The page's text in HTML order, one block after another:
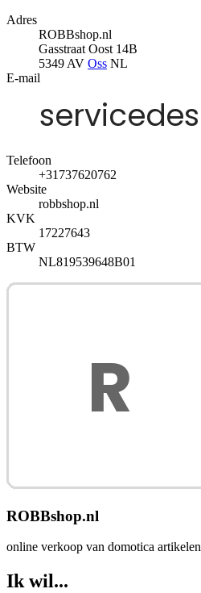
Adres
ROBBshop.nl
Gasstraat Oost 14B
5349 AV Oss NL
E-mail
Telefoon
+31737620762
Website
robbshop.nl
KVK
17227643
BTW
NL819539648B01
ROBBshop.nl
online verkoop van domotica
Ik wil...